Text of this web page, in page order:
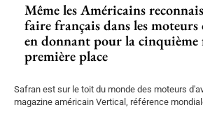
Même les Américains
faire français dans les moteurs
en donnant pour la cinquième
première place
Safran est sur le toit du monde des moteurs d'avions. Chaque
magazine américain Vertical, référence